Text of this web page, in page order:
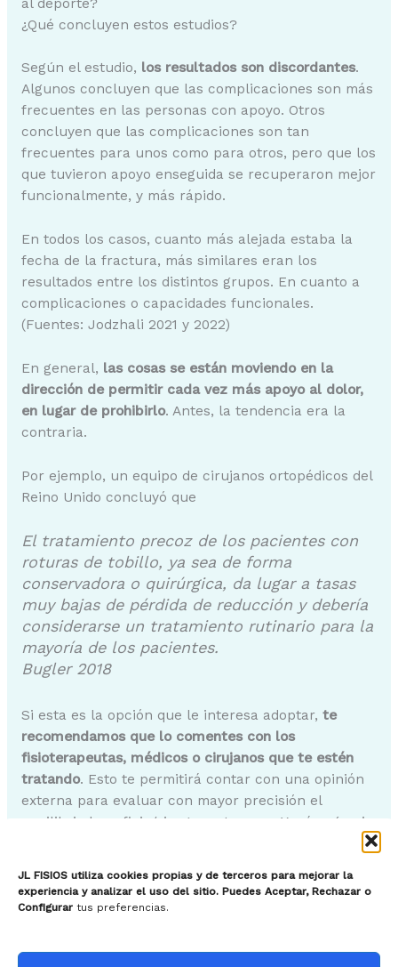
JL FISIOS utiliza cookies propias y de terceros para mejorar la
experiencia y analizar el uso del sitio. Puedes Aceptar, Rechazar o
Configurar tus preferencias.
al deporte?
¿Qué concluyen estos estudios?
Según el estudio, los resultados son discordantes.
Algunos concluyen que las complicaciones son más
frecuentes en las personas con apoyo. Otros
concluyen que las complicaciones son tan
frecuentes para unos como para otros, pero que los
que tuvieron apoyo enseguida se recuperaron mejor
funcionalmente, y más rápido.
En todos los casos, cuanto más alejada estaba la
fecha de la fractura, más similares eran los
resultados entre los distintos grupos. En cuanto a
complicaciones o capacidades funcionales.
(Fuentes: Jodzhali 2021 y 2022)
En general, las cosas se están moviendo en la
dirección de permitir cada vez más apoyo al dolor,
en lugar de prohibirlo. Antes, la tendencia era la
contraria.
Por ejemplo, un equipo de cirujanos ortopédicos del
Reino Unido concluyó que
El tratamiento precoz de los pacientes con
roturas de tobillo, ya sea de forma
conservadora o quirúrgica, da lugar a tasas
muy bajas de pérdida de reducción y debería
considerarse un tratamiento rutinario para la
mayoría de los pacientes.
Bugler 2018
Si esta es la opción que le interesa adoptar, te
recomendamos que lo comentes con los
fisioterapeutas, médicos o cirujanos que te estén
tratando. Esto te permitirá contar con una opinión
externa para evaluar con mayor precisión el
equilibrio beneficio/riesgo en tu caso. Y más aún si
Cuanto más tiempo pasa,más te das cuenta de que
el apoyo en una fractura de tobillo probablemente